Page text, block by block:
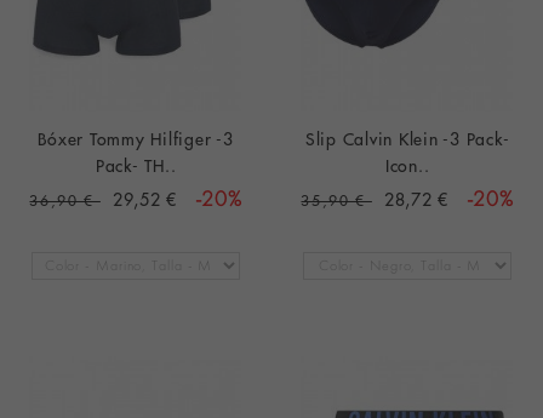
Bóxer Tommy Hilfiger -3
Pack- TH..
36,90 € 29,52 € -20%
Slip Calvin Klein -3 Pack-
Icon..
35,90 € 28,72 € -20%